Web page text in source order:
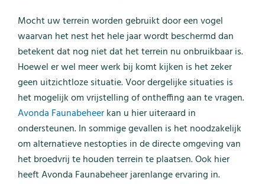
Mocht uw terrein worden gebruikt door een vogel
waarvan het nest het hele jaar wordt beschermd dan
betekent dat nog niet dat het terrein nu onbruikbaar is.
Hoewel er wel meer werk bij komt kijken is het zeker
geen uitzichtloze situatie. Voor dergelijke situaties is
het mogelijk om vrijstelling of ontheffing aan te vragen.
Avonda Faunabeheerkan u hier uiteraard in
ondersteunen. In sommige gevallen is het noodzakelijk
om alternatieve nestopties in de directe omgeving van
het broedvrij te houden terrein te plaatsen. Ook hier
heeft Avonda Faunabeheer jarenlange ervaring in.